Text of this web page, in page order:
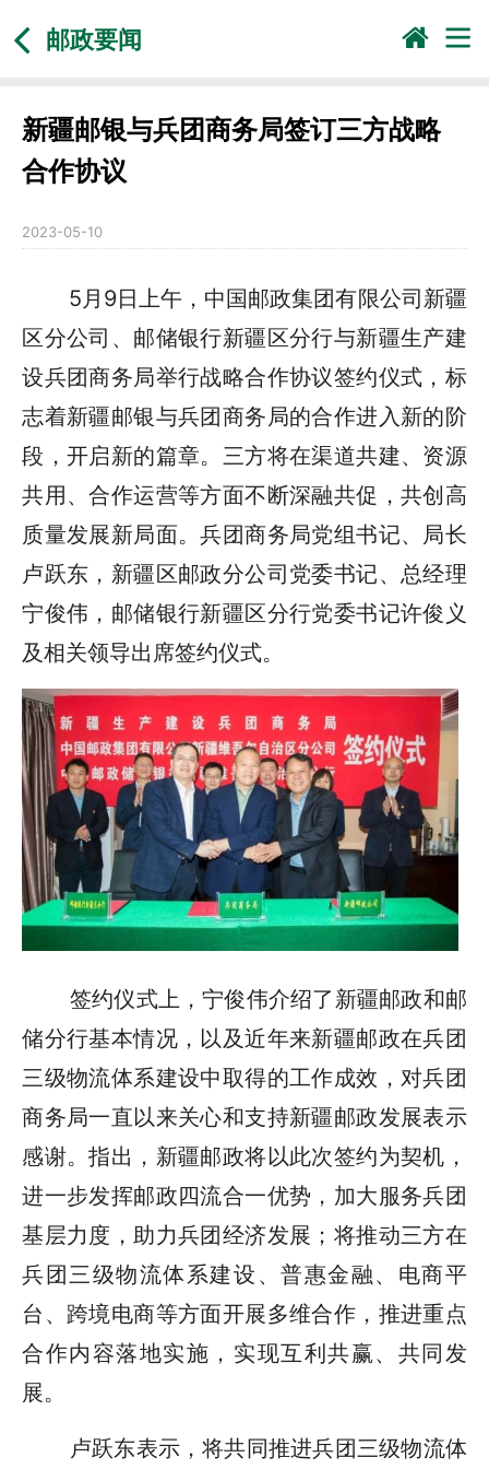
邮政要闻
新疆邮银与兵团商务局签订三方战略
合作协议
2023-05-10
5月9日上午，中国邮政集团有限公司新疆
区分公司、邮储银行新疆区分行与新疆生产建
设兵团商务局举行战略合作协议签约仪式，标
志着新疆邮银与兵团商务局的合作进入新的阶
段，开启新的篇章。三方将在渠道共建、资源
共用、合作运营等方面不断深融共促，共创高
质量发展新局面。兵团商务局党组书记、局长
卢跃东，新疆区邮政分公司党委书记、总经理
宁俊伟，邮储银行新疆区分行党委书记许俊义
及相关领导出席签约仪式。
签约仪式上，宁俊伟介绍了新疆邮政和邮
储分行基本情况，以及近年来新疆邮政在兵团
三级物流体系建设中取得的工作成效，对兵团
商务局一直以来关心和支持新疆邮政发展表示
感谢。指出，新疆邮政将以此次签约为契机，
进一步发挥邮政四流合一优势，加大服务兵团
基层力度，助力兵团经济发展；将推动三方在
兵团三级物流体系建设、普惠金融、电商平
台、跨境电商等方面开展多维合作，推进重点
合作内容落地实施，实现互利共赢、共同发
展。
卢跃东表示，将共同推进兵团三级物流体